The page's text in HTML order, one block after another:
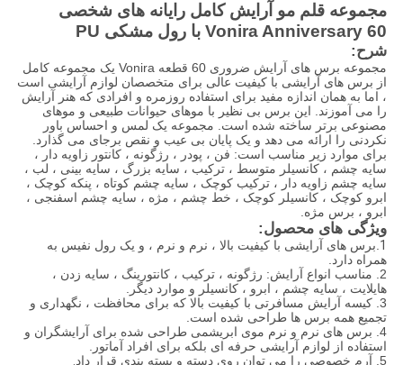
مجموعه قلم مو آرایش کامل رایانه های شخصی
Vonira Anniversary 60 با رول مشکی PU
شرح:
مجموعه برس های آرایش ضروری 60 قطعه Vonira یک مجموعه کامل
از برس های آرایشی با کیفیت عالی برای متخصصان لوازم آرایشی است
، اما به همان اندازه مفید برای استفاده روزمره و افرادی که هنر آرایش
را می آموزند. این برس بی نظیر با موهای حیوانات طبیعی و موهای
مصنوعی برتر ساخته شده است. مجموعه یک لمس و احساس باور
نکردنی را ارائه می دهد و یک پایان بی عیب و نقص برجای می گذارد.
برای موارد زیر مناسب است: فن ، پودر ، رژگونه ، کانتور زاویه دار ،
سایه چشم ، کانسیلر متوسط ​​، ترکیب ، سایه بزرگ ، سایه بینی ، لب ،
سایه چشم زاویه دار ، ترکیب کوچک ، سایه چشم کوتاه ، پنکه کوچک ،
ابرو کوچک ، کانسیلر کوچک ، خط چشم ، مژه ، سایه چشم اسفنجی ،
ابرو ، برس مژه.
ویژگی های محصول:
1.برس های آرایشی با کیفیت بالا ، نرم و نرم ، و یک رول نفیس به
همراه دارد.
2. مناسب انواع آرایش: رژگونه ، ترکیب ، کانتورینگ ، سایه زدن ،
هایلایت ، سایه چشم ، ابرو ، کانسیلر و موارد دیگر.
3. کیسه آرایش مسافرتی با کیفیت بالا که برای محافظت ، نگهداری و
تجمیع همه برس ها طراحی شده است.
4. برس های نرم و نرم موی ابریشمی طراحی شده برای آرایشگران و
استفاده از لوازم آرایشی حرفه ای بلکه برای افراد آماتور.
5. آرم خصوصی را می توان روی دسته و بسته بندی قرار داد
.